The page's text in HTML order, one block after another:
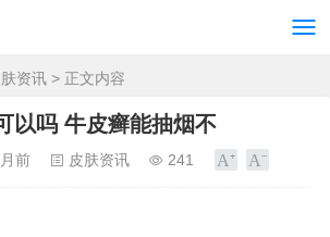
资讯 > 正文内容
以吗 牛皮癣能抽烟不
前 皮肤资讯 241